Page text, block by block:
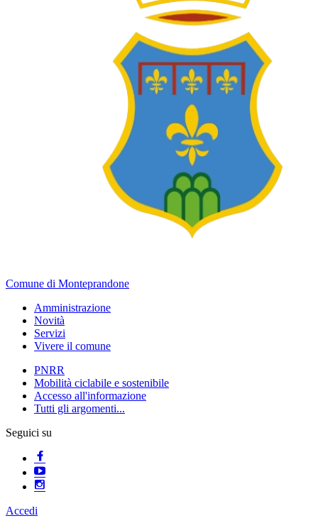
Comune di Monteprandone
Amministrazione
Novità
Servizi
Vivere il comune
PNRR
Mobilità ciclabile e sostenibile
Accesso all'informazione
Tutti gli argomenti...
Seguici su
Accedi